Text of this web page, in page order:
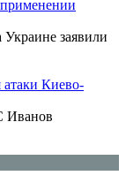
применении
заявили
Киево-
Иванов